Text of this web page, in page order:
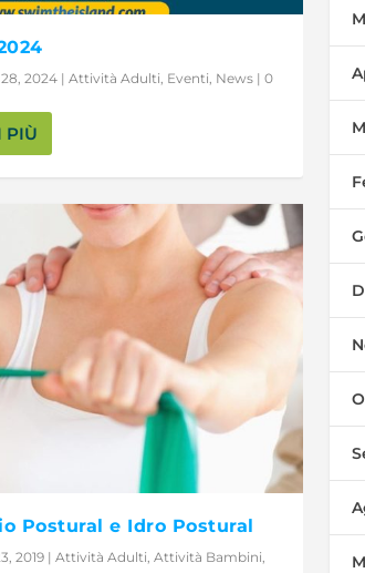
2024| Attività Adulti Eventi News| 0
PIÙ
Postural e Idro Postural
2019| Attività Adulti, Attività Bambini,